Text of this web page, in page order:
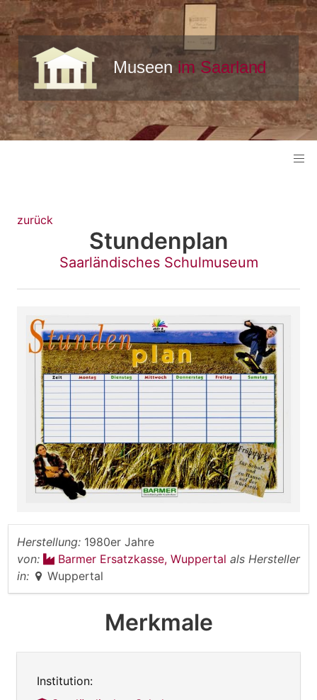
zurück
Stundenplan
Saarländisches Schulmuseum
Herstellung: 1980er Jahre
von:
Barmer Ersatzkasse, Wuppertal als Hersteller
in:
Wuppertal
Merkmale
Institution: